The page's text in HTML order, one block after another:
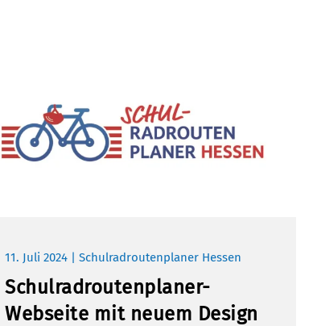
11. Juli 2024 | Schulradroutenplaner Hessen
Schulradroutenplaner-
Webseite mit neuem Design